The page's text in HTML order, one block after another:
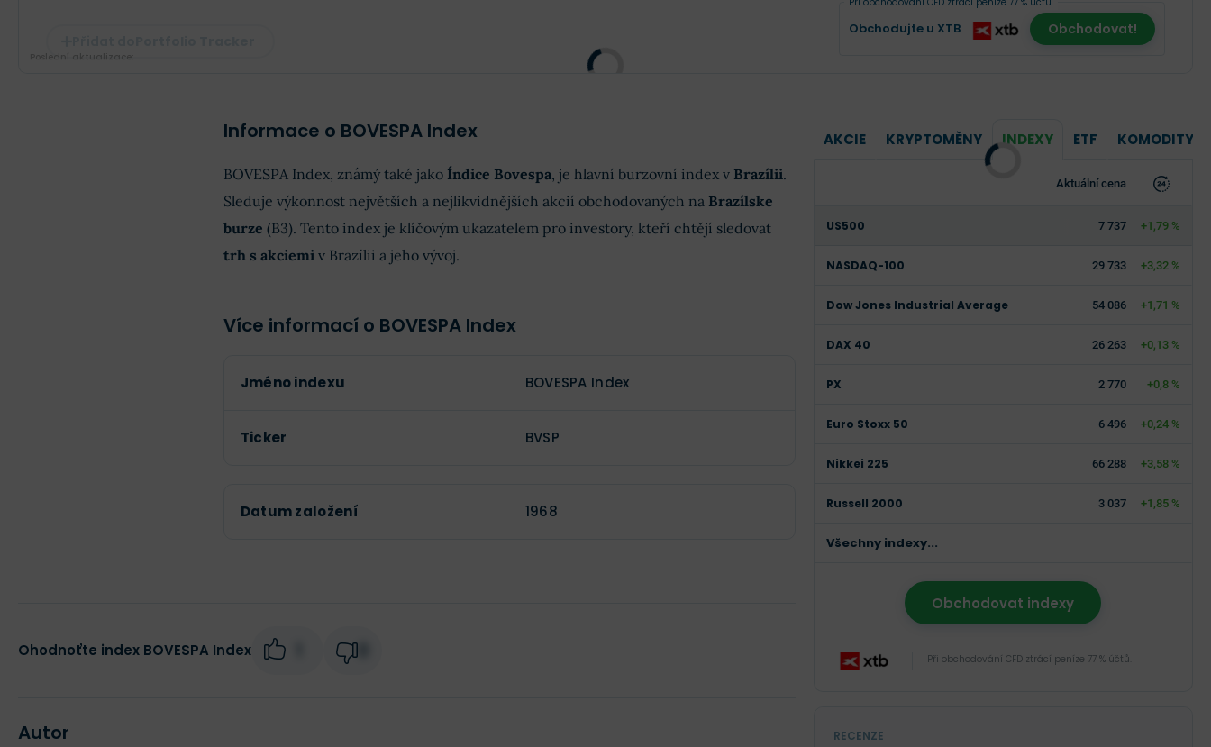
Obchodujte u XTB Obchodovat!
Informace o BOVESPA Index
BOVESPA Index, známý také jako Índice Bovespa, je hlavní burzovní index v Brazílii.
Sleduje výkonnost největších a nejlikvidnějších akcií obchodovaných na Brazílske
burze (B3). Tento index je klíčovým ukazatelem pro investory, kteří chtějí sledovat
trh s akciemiv Brazílii a jeho vývoj.
Více informací o BOVESPA Index
Jméno indexu BOVESPA Index
Ticker BVSP
Datum založení 1968
Ohodnoťte index BOVESPA Index
Autor
AKCIE KRYPTOMĚNY INDEXY ETF KOMODITY
Aktuální cena
US500 7 737 +1,79 %
NASDAQ-100 29 733 +3,32 %
Dow Jones Industrial Average 54 086 +1,71 %
DAX 40 26 263 +0,13 %
PX 2 770 +0,8 %
Euro Stoxx 50 6 496 +0,24 %
Nikkei 225 66 288 +3,58 %
Russell 2000 3 037 +1,85 %
Všechny indexy...
Obchodovat indexy
Při obchodování CFD ztrácí peníze 77 % účtů.
RECENZE